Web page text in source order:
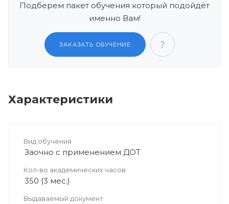
Подберем пакет обучения который подойдёт
именно Вам!
ЗАКАЗАТЬ ОБУЧЕНИЕ
Характеристики
Вид обучения
Заочно с применением ДОТ
Кол-во академических часов
350 (3 мес.)
Выдаваемый документ